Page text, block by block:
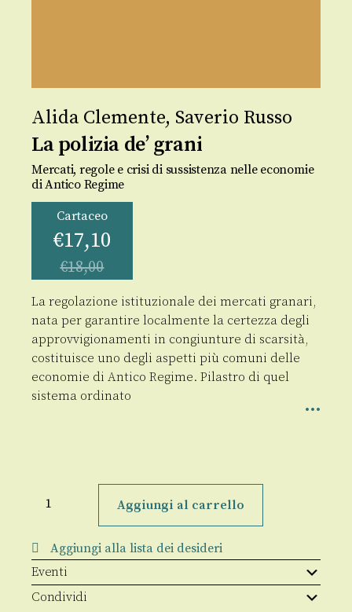
Alida Clemente, Saverio Russo
La polizia de’ grani
Mercati, regole e crisi di sussistenza nelle economie
di Antico Regime
Cartaceo
€17,10
€18,00
La regolazione istituzionale dei mercati granari,
nata per garantire localmente la certezza degli
approvvigionamenti in congiunture di scarsità,
costituisce uno degli aspetti più comuni delle
economie di Antico Regime. Pilastro di quel
sistema ordinato
polizia
quantità
Aggiungi al carrello
Aggiungi alla lista dei desideri
Eventi
Condividi